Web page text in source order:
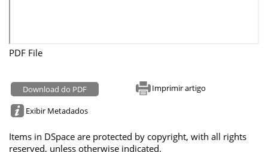
PDF File
Download do PDF Imprimir artigo
Exibir Metadados
Items in DSpace are protected by copyright, with all rights
reserved, unless otherwise indicated.